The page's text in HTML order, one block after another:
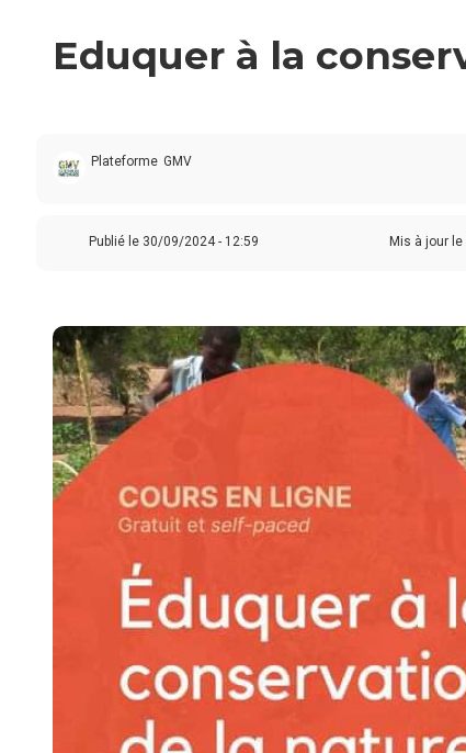
Eduquer à la
Plateforme GMV
Publié le 30/09/2024 - 12:59 Mis à jour